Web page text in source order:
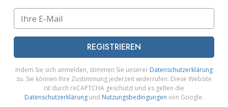
REGISTRIEREN
Indem Sie sich anmelden, stimmen Sie unserer Datenschutzerklärung
zu. Sie können Ihre Zustimmung jederzeit widerrufen. Diese Website
ist durch reCAPTCHA geschützt und es gelten die
Datenschutzerklärung und Nutzungsbedingungen von Google.